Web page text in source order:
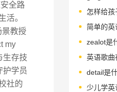
全路
活。
教授
my
生存技
护学员
社的
怎样给
简单的英
英语歌曲
少儿学英